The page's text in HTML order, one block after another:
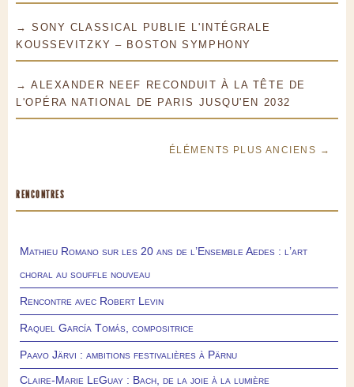
→ SONY CLASSICAL PUBLIE L'INTÉGRALE
KOUSSEVITZKY – BOSTON SYMPHONY
→ ALEXANDER NEEF RECONDUIT À LA TÊTE DE
L'OPÉRA NATIONAL DE PARIS JUSQU'EN 2032
ÉLÉMENTS PLUS ANCIENS →
RENCONTRES
Mathieu Romano sur les 20 ans de l’Ensemble Aedes : l’art
choral au souffle nouveau
Rencontre avec Robert Levin
Raquel García Tomás, compositrice
Paavo Järvi : ambitions festivalières à Pärnu
Claire-Marie LeGuay : Bach, de la joie à la lumière